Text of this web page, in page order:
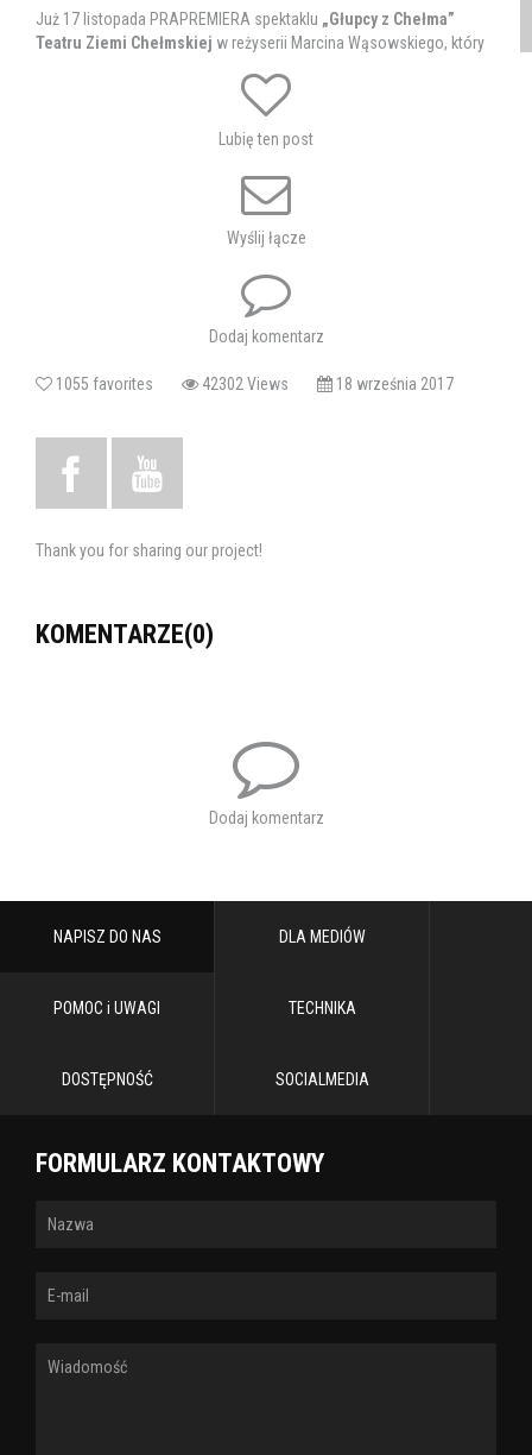
Już 17 listopada PRAPREMIERA spektaklu „Głupcy z Chełma”
Teatru Ziemi Chełmskiej w reżyserii Marcina Wąsowskiego, który
zaczerpniętych z opowiadań Izaaka Beshevisa Singera, noblisty
dzięki któremu legendy o chełmskich Żydach poznał cały świat. To
będzie spektakl z dużą dawką muzyki, tańca i humoru. Na scenie
Scenariusz i reżyseria: Marcin Wąsowski
Obsada aktorska: Agnieszka Szkoda, Magda Pick, Basia Szarwiło,
Karolina Kotek, Sławoj Czarnota, Zbigniew Moskal, Przemysław
Gąsiorowicz, Andrzej Kuczura, Mirosław Majewski, Adam Organista,
Mariusz Narolski – klarnet,
Piotr Kierski – kontrabas,
Rudzińska, Andrzej Bartniczuk, Krzysztof Łukasik.
Choreografia: Renata Jakimiuk.
Muzyka: Bartek Kazimierczak.
Tagi: teatr spektakl chełm sztuka
Lubię ten post
Wyślij łącze
Dodaj komentarz
1055 favorites 42302 Views 18 września 2017
Thank you for sharing our project!
KOMENTARZE(0)
Dodaj komentarz
NAPISZ DO NAS DLA MEDIÓW
POMOC i UWAGI TECHNIKA
DOSTĘPNOŚĆ SOCIALMEDIA
FORMULARZ KONTAKTOWY